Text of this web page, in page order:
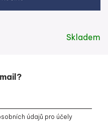
Skladem
údajů pro účely